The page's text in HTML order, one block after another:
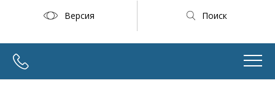
Версия Поиск